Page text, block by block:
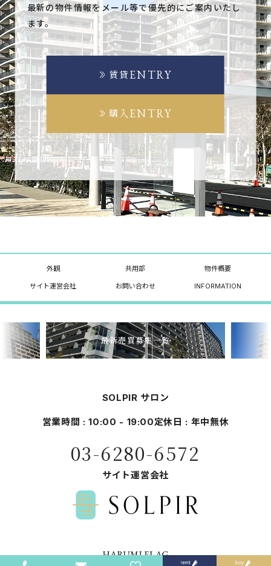
最新の物件情報をメール等で優先的にご案内いたし
ます。
賃貸 ENTRY
購入 ENTRY
外観 共用部 物件概要
サイト運営会社 お問い合わせ INFORMATION
最新売買募集一覧
SOLPIR サロン
営業時間 : 10:00 - 19:00定休日 : 年中無休
03-6280-6572
サイト運営会社